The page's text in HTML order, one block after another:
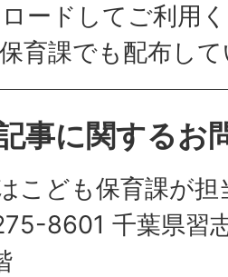
ードしてご利用
育課でも配布し
事に関するお
こども保育課が
8601 千葉県習